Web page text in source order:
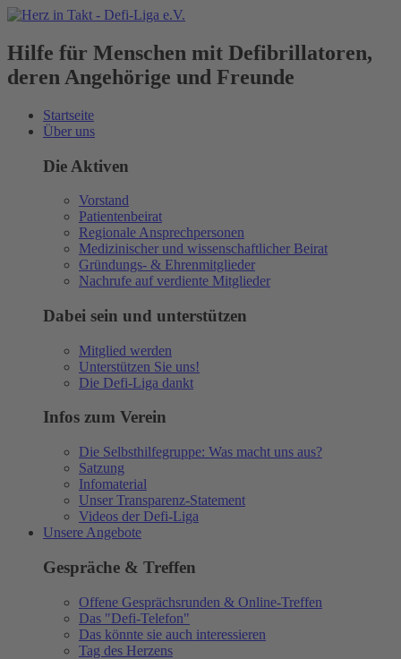
Hilfe für Menschen mit Defibrillatoren,
deren Angehörige und Freunde
Startseite
Über uns
Die Aktiven
Vorstand
Patientenbeirat
Regionale Ansprechpersonen
Medizinischer und wissenschaftlicher Beirat
Gründungs- & Ehrenmitglieder
Nachrufe auf verdiente Mitglieder
Dabei sein und unterstützen
Mitglied werden
Unterstützen Sie uns!
Die Defi-Liga dankt
Infos zum Verein
Die Selbsthilfegruppe: Was macht uns aus?
Satzung
Infomaterial
Unser Transparenz-Statement
Videos der Defi-Liga
Unsere Angebote
Gespräche & Treffen
Offene Gesprächsrunden & Online-Treffen
Das "Defi-Telefon"
Das könnte sie auch interessieren
Tag des Herzens